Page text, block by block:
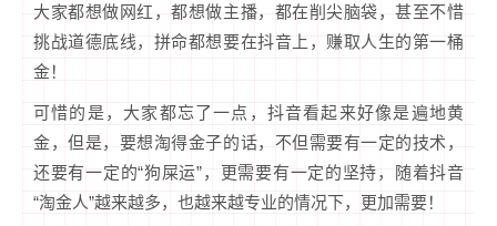
大家都想做网红，都想做主播，都在削尖脑袋，甚至不惜
挑战道德底线，拼命都想要在抖音上，赚取人生的第一桶
金！
可惜的是，大家都忘了一点，抖音看起来好像是遍地黄
金，但是，要想淘得金子的话，不但需要有一定的技术，
还要有一定的“狗屎运”，更需要有一定的坚持，随着抖音
“淘金人”越来越多，也越来越专业的情况下，更加需要！